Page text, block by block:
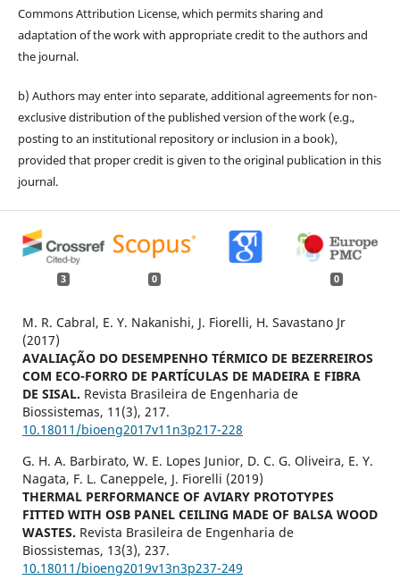
Commons Attribution License, which permits sharing and
adaptation of the work with appropriate credit to the authors and
the journal.
b) Authors may enter into separate, additional agreements for non-
exclusive distribution of the published version of the work (e.g.,
posting to an institutional repository or inclusion in a book),
provided that proper credit is given to the original publication in this
journal.
3 0 0
M. R. Cabral, E. Y. Nakanishi, J. Fiorelli, H. Savastano Jr
(2017)
AVALIAÇÃO DO DESEMPENHO TÉRMICO DE BEZERREIROS
COM ECO-FORRO DE PARTÍCULAS DE MADEIRA E FIBRA
DE SISAL. Revista Brasileira de Engenharia de
Biossistemas, 11 (3), 217.
10.18011/bioeng2017v11n3p217-228
G. H. A. Barbirato, W. E. Lopes Junior, D. C. G. Oliveira, E. Y.
Nagata, F. L. Caneppele, J. Fiorelli (2019)
THERMAL PERFORMANCE OF AVIARY PROTOTYPES
FITTED WITH OSB PANEL CEILING MADE OF BALSA WOOD
WASTES. Revista Brasileira de Engenharia de
Biossistemas, 13(3), 237.
10.18011/bioeng2019v13n3p237-249